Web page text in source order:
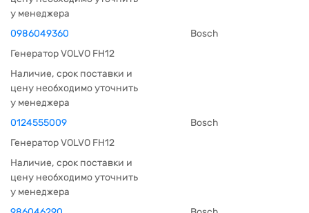
у менеджера
0986049360
Bosch
Генератор VOLVO FH12
Наличие, срок поставки и
цену необходимо уточнить
у менеджера
0124555009
Bosch
Генератор VOLVO FH12
Наличие, срок поставки и
цену необходимо уточнить
у менеджера